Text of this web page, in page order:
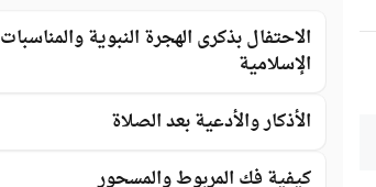
الاحتفال بذكرى الهجرة النبوية والمناسبات
الإسلامية
الأذكار والأدعية بعد الصلاة
كيفية فك المربوط والمسحور